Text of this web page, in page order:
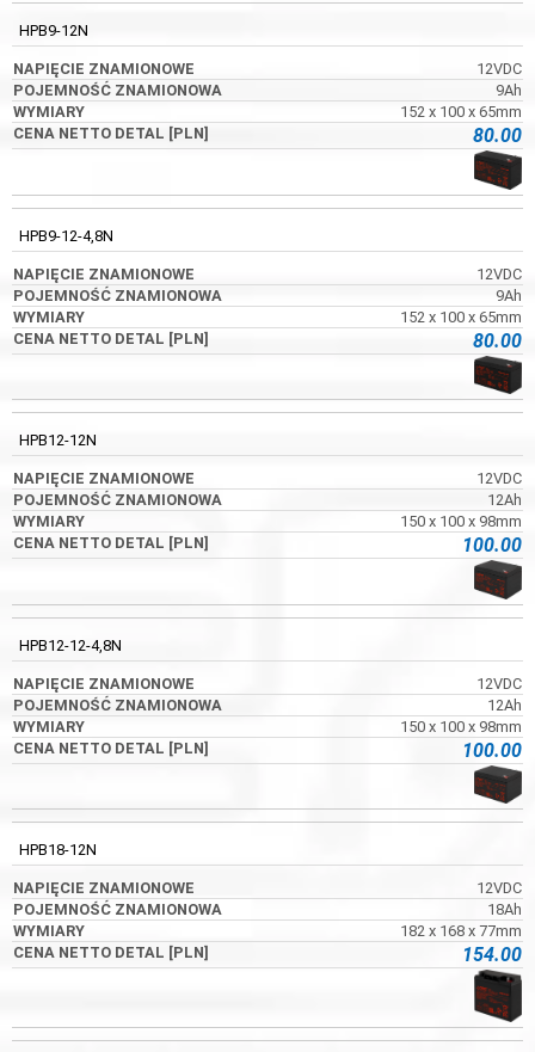
HPB9-12N
12VDC
9Ah
152 x 100 x 65mm
80.00
HPB9-12-4,8N
12VDC
9Ah
152 x 100 x 65mm
80.00
HPB12-12N
12VDC
12Ah
150 x 100 x 98mm
100.00
HPB12-12-4,8N
12VDC
12Ah
150 x 100 x 98mm
100.00
HPB18-12N
12VDC
18Ah
182 x 168 x 77mm
154.00